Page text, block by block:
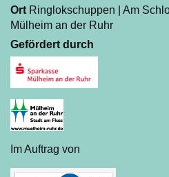
Ort Ringlokschuppen | Am
Mülheim an der Ruhr
Gefördert durch
Im Auftrag von